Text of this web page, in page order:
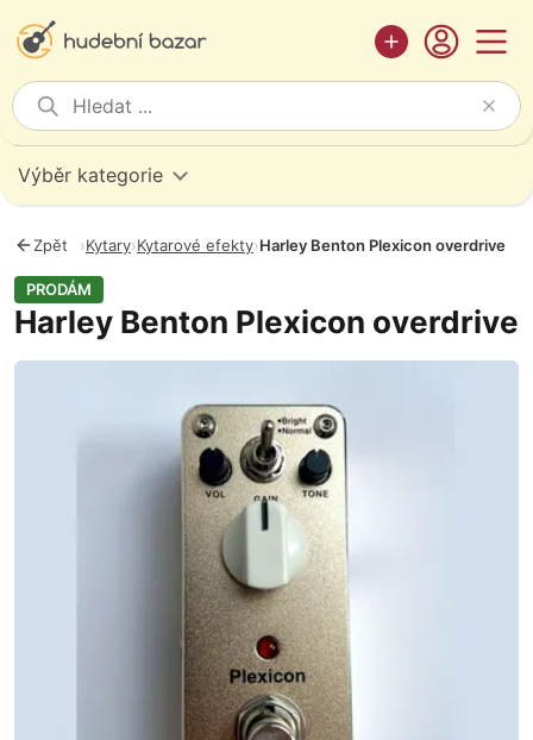
Výběr kategorie
Zpět ›Kytary›Kytarové efekty›Harley Benton Plexicon overdrive
PRODÁM
Harley Benton Plexicon overdrive